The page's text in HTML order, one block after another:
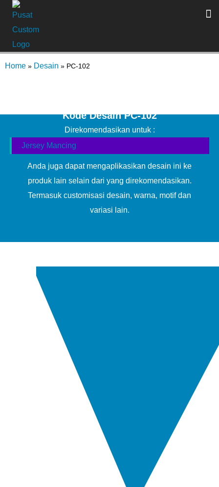
Home » Desain » PC-102
Kode Desain PC-102
Direkomendasikan untuk :
Jersey Mancing
Anda juga dapat mengaplikasikan desain ini ke
produk lain selain dari yang direkomendasikan.
Termasuk customisasi desain, warna, motif dan
variasi lain.